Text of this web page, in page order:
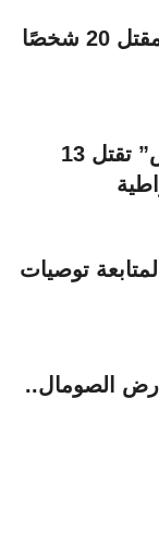
انقلاب شاحنة صهريج ومقتل 20 شخصًا
جماعة مرتبطة بـ”داعش” تقتل 13
توصيات
أرض الصومال..